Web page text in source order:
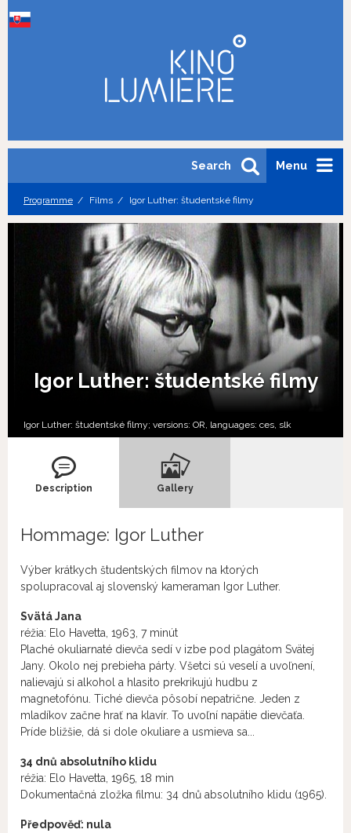
Menu
Search
Programme Films Igor Luther: študentské filmy
Igor Luther: študentské filmy
Igor Luther: študentské filmy; versions: OR, languages: ces slk
Description Gallery
Hommage: Igor Luther
Výber krátkych študentských filmov na ktorých
spolupracoval aj slovenský kameraman Igor Luther.
Svätá Jana
réžia: Elo Havetta, 1963, 7 minút
Plaché okuliarnaté dievča sedí v izbe pod plagátom Svätej
Jany. Okolo nej prebieha párty. Všetci sú veselí a uvoľnení,
nalievajú si alkohol a hlasito prekrikujú hudbu z
magnetofónu. Tiché dievča pôsobí nepatrične. Jeden z
mladíkov začne hrať na klavír. To uvoľní napätie dievčaťa.
Príde bližšie, dá si dole okuliare a usmieva sa...
34 dnů absolutního klidu
réžia: Elo Havetta, 1965, 18 min
Dokumentačná zložka filmu: 34 dnů absolutního klidu (1965).
Předpověď: nula